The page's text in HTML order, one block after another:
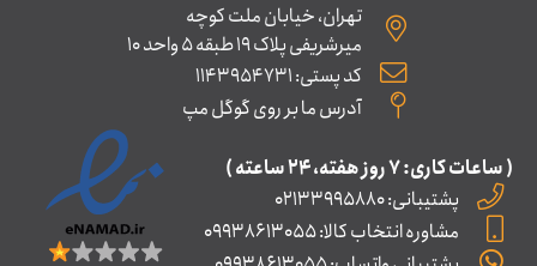
تهران، خیابان ملت کوچه
میرشریفی پلاک 19 طبقه 5 واحد 10
کد پستی: 1143954731
آدرس ما بر روی گوگل مپ
( ساعات کاری: ۷ روز ﻫﻔﺘﻪ، ۲۴ ﺳﺎﻋﺘﻪ )
پشتیبانی: 02133995880
مشاوره انتخاب کالا: 09938613055